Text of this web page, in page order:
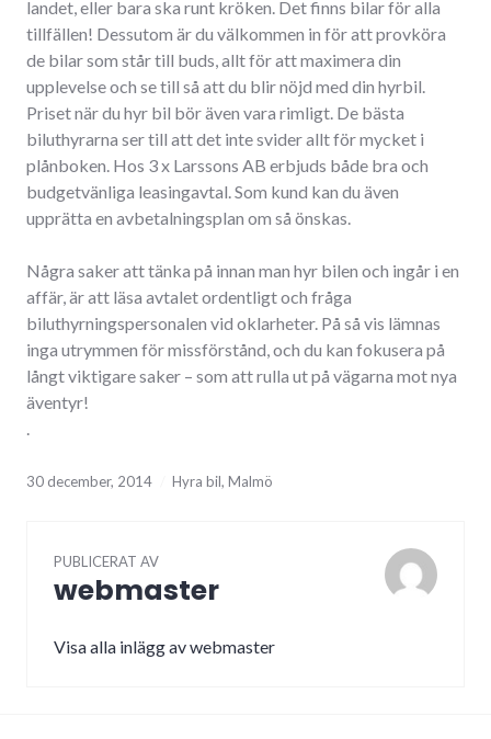
landet, eller bara ska runt kröken. Det finns bilar för alla
tillfällen! Dessutom är du välkommen in för att provköra
de bilar som står till buds, allt för att maximera din
upplevelse och se till så att du blir nöjd med din hyrbil.
Priset när du hyr bil bör även vara rimligt. De bästa
biluthyrarna ser till att det inte svider allt för mycket i
plånboken. Hos 3 x Larssons AB erbjuds både bra och
budgetvänliga leasingavtal. Som kund kan du även
upprätta en avbetalningsplan om så önskas.
Några saker att tänka på innan man hyr bilen och ingår i en
affär, är att läsa avtalet ordentligt och fråga
biluthyrningspersonalen vid oklarheter. På så vis lämnas
inga utrymmen för missförstånd, och du kan fokusera på
långt viktigare saker – som att rulla ut på vägarna mot nya
äventyr!
30 december, 2014 Hyra bil, Malmö
PUBLICERAT AV
webmaster
Visa alla inlägg av webmaster